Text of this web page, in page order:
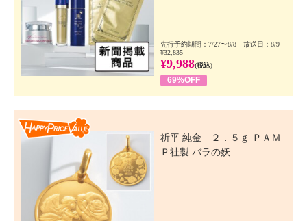
先行予約期間：7/27〜8/8 放送日：8/9
¥32,835
¥9,988(税込)
69%OFF
祈平 純金 ２．５ｇ ＰＡＭ
Ｐ社製 バラの妖...